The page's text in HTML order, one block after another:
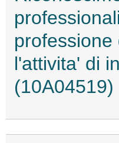
l'attivita' di
(10A04519)